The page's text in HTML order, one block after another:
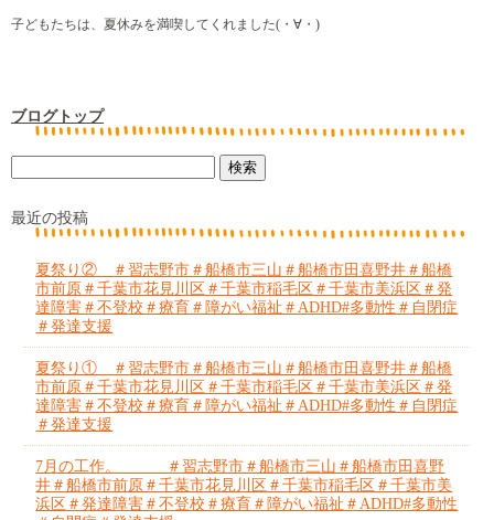
子どもたちは、夏休みを満喫してくれました(⁠・⁠∀⁠・⁠)
ブログトップ
最近の投稿
夏祭り② ＃習志野市＃船橋市三山＃船橋市田喜野井＃船橋
市前原＃千葉市花見川区＃千葉市稲毛区＃千葉市美浜区＃発
達障害＃不登校＃療育＃障がい福祉＃ADHD#多動性＃自閉症
＃発達支援
夏祭り① ＃習志野市＃船橋市三山＃船橋市田喜野井＃船橋
市前原＃千葉市花見川区＃千葉市稲毛区＃千葉市美浜区＃発
達障害＃不登校＃療育＃障がい福祉＃ADHD#多動性＃自閉症
＃発達支援
7月の工作。 ＃習志野市＃船橋市三山＃船橋市田喜野
井＃船橋市前原＃千葉市花見川区＃千葉市稲毛区＃千葉市美
浜区＃発達障害＃不登校＃療育＃障がい福祉＃ADHD#多動性